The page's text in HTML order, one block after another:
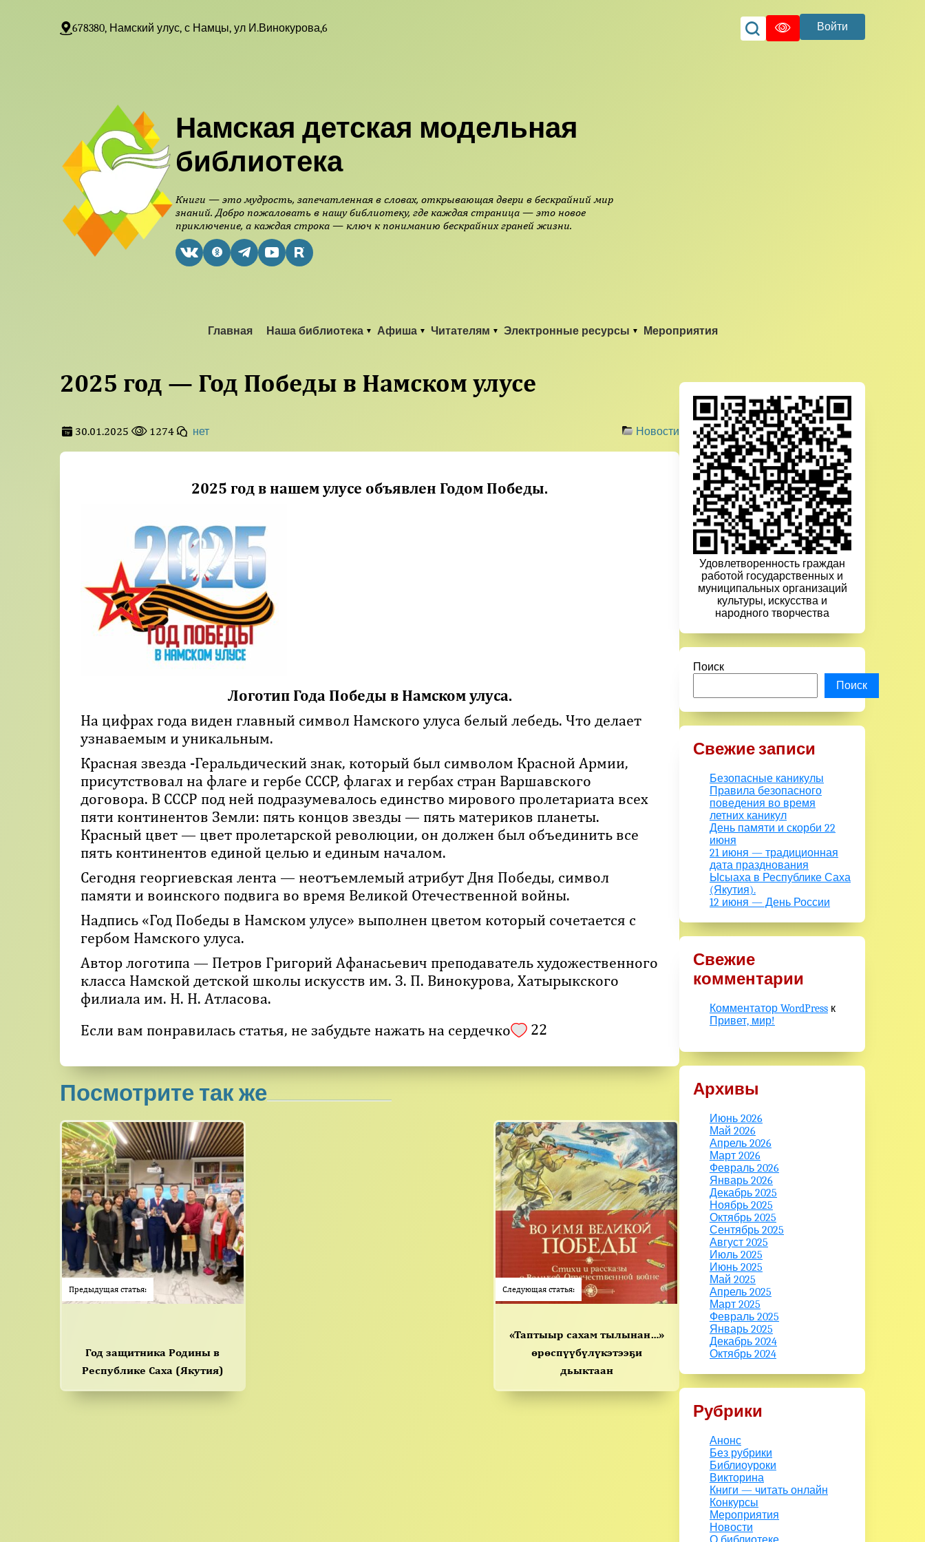
678380, Намский улус, с Намцы, ул И.Винокурова,6 Войти
Намская детская модельная
библиотека
Книги — это мудрость, запечатленная в словах, открывающая двери в бескрайний мир
знаний. Добро пожаловать в нашу библиотеку, где каждая страница — это новое
приключение, а каждая строка — ключ к пониманию бескрайних граней жизни.
Главная Наша библиотека Афиша Читателям Электронные ресурсы Мероприятия
2025 год — Год Победы в Намском улусе
30.01.2025 1274 нет Новости
2025 год в нашем улусе объявлен Годом Победы.
Логотип Года Победы в Намском улуса.
На цифрах года виден главный символ Намского улуса белый лебедь. Что делает
узнаваемым и уникальным.
Красная звезда -Геральдический знак, который был символом Красной Армии,
присутствовал на флаге и гербе СССР, флагах и гербах стран Варшавского
договора. В СССР под ней подразумевалось единство мирового пролетариата всех
пяти континентов Земли: пять концов звезды — пять материков планеты.
Красный цвет — цвет пролетарской революции, он должен был объединить все
пять континентов единой целью и единым началом.
Сегодня георгиевская лента — неотъемлемый атрибут Дня Победы, символ
памяти и воинского подвига во время Великой Отечественной войны.
Надпись «Год Победы в Намском улусе» выполнен цветом который сочетается с
гербом Намского улуса.
Автор логотипа — Петров Григорий Афанасьевич преподаватель художественного
класса Намской детской школы искусств им. З. П. Винокурова, Хатырыкского
филиала им. Н. Н. Атласова.
Если вам понравилась статья, не забудьте нажать на сердечко
22
Посмотрите так же
Предыдущая статья:
Год защитника Родины в
Республике Саха (Якутия)
Следующая статья:
«Таптыыр сахам тылынан…»
өрөспүүбүлүкэтээҕи
дьыктаан
Удовлетворенность граждан
работой государственных и
муниципальных организаций
культуры, искусства и
народного творчества
Поиск
Поиск
Свежие записи
Безопасные каникулы
Правила безопасного
поведения во время
летних каникул
День памяти и скорби 22
июня
21 июня — традиционная
дата празднования
Ысыаха в Республике Саха
(Якутия).
12 июня — День России
Свежие
комментарии
Комментатор WordPress к
Привет, мир!
Архивы
Июнь 2026
Май 2026
Апрель 2026
Март 2026
Февраль 2026
Январь 2026
Декабрь 2025
Ноябрь 2025
Октябрь 2025
Сентябрь 2025
Август 2025
Июль 2025
Июнь 2025
Май 2025
Апрель 2025
Март 2025
Февраль 2025
Январь 2025
Декабрь 2024
Октябрь 2024
Рубрики
Анонс
Без рубрики
Библиоуроки
Викторина
Книги — читать онлайн
Конкурсы
Мероприятия
Новости